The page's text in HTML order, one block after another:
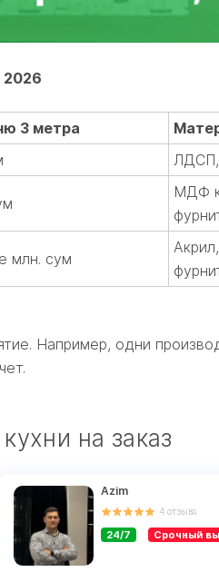
2026
3 метра
ЛДСП,
МДФ
млн. сум
Например, одни
на заказ
Azim
4 отзыва
24/7 Срочный